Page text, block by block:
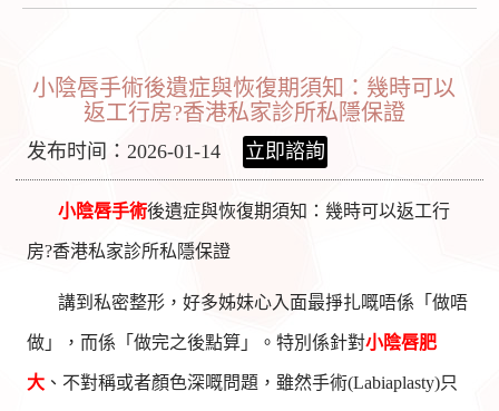
小陰唇手術後遺症與恢復期須知：幾時可以
返工行房?香港私家診所私隱保證
发布时间：2026-01-14 立即諮詢
小陰唇手術後遺症與恢復期須知：幾時可以返工行
房?香港私家診所私隱保證
講到私密整形，好多姊妹心入面最掙扎嘅唔係「做唔
做」，而係「做完之後點算」。特別係針對小陰唇肥
大 、不對稱或者顏色深嘅問題，雖然手術(Labiaplasty)只